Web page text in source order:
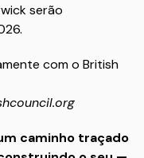
serão
com o British
caminho traçado